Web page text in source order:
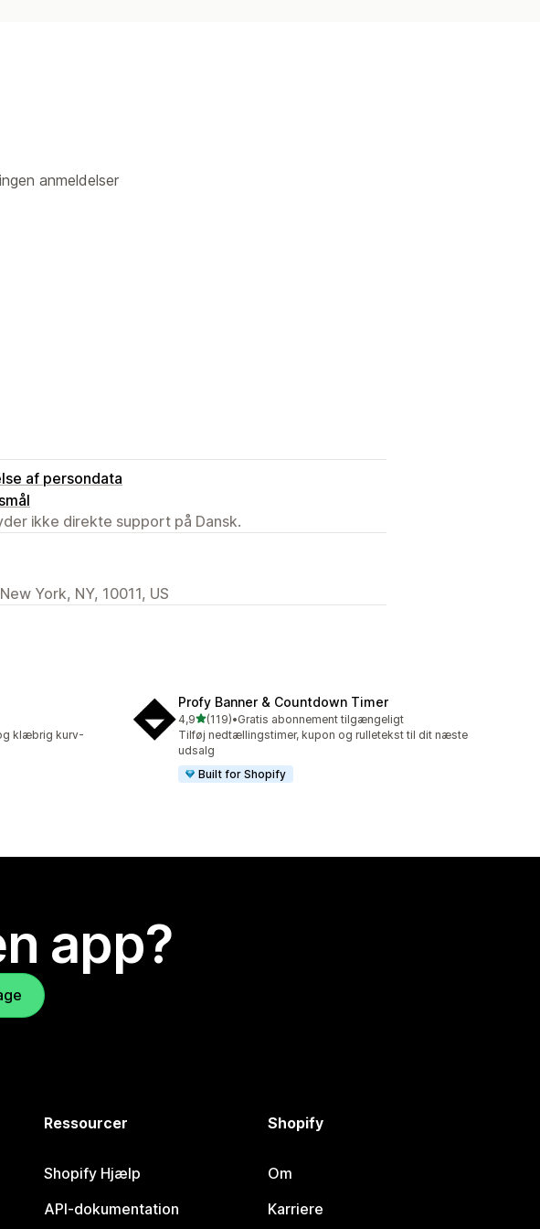
anmeldelser
af persondata
ikke direkte support på Dansk.
York, NY, 10011, US
klæbrig kurv-
Profy Banner & Countdown Timer
4,9ud af 5 stjerner
(119)
119 anmeldelser i alt
•Gratis abonnement tilgængeligt
Tilføj nedtællingstimer, kupon og rulletekst til dit næste
udsalg
Built for Shopify
app?
Ressourcer
Shopify Hjælp
API-dokumentation
Shopify
Om
Karriere